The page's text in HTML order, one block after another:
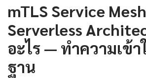
mTLS Service Mesh
Serverless
อะไร — ทำความเข้
ฐาน